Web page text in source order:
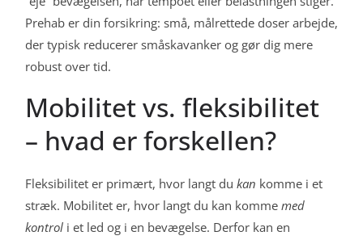
Prehab er din forsikring: små, målrettede doser arbejde,
der typisk reducerer småskavanker og gør dig mere
robust over tid.
Mobilitet vs. fleksibilitet
– hvad er forskellen?
Fleksibilitet er primært, hvor langt du kan komme i et
stræk. Mobilitet er, hvor langt du kan komme med
kontrol i et led og i en bevægelse. Derfor kan en